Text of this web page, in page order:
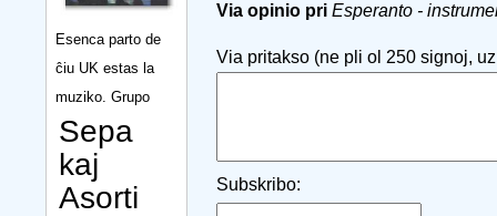
Esenca parto de
ĉiu UK estas la
muziko. Grupo
Sepa
kaj
Asorti
Via opinio pri Esperanto -
Via pritakso (ne pli ol 250 signoj,
Subskribo: